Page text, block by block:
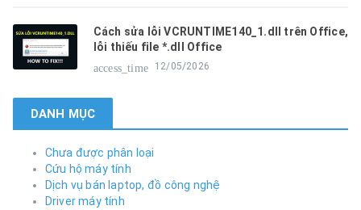
Cách sửa lỗi VCRUNTIME140_1.dll trên Office,
lỗi thiếu file *.dll Office
access_time
12/05/2026
DANH MỤC
Chưa được phân loại
Cứu hộ máy tính
Dịch vụ bán laptop, đồ công nghệ
Driver máy tính